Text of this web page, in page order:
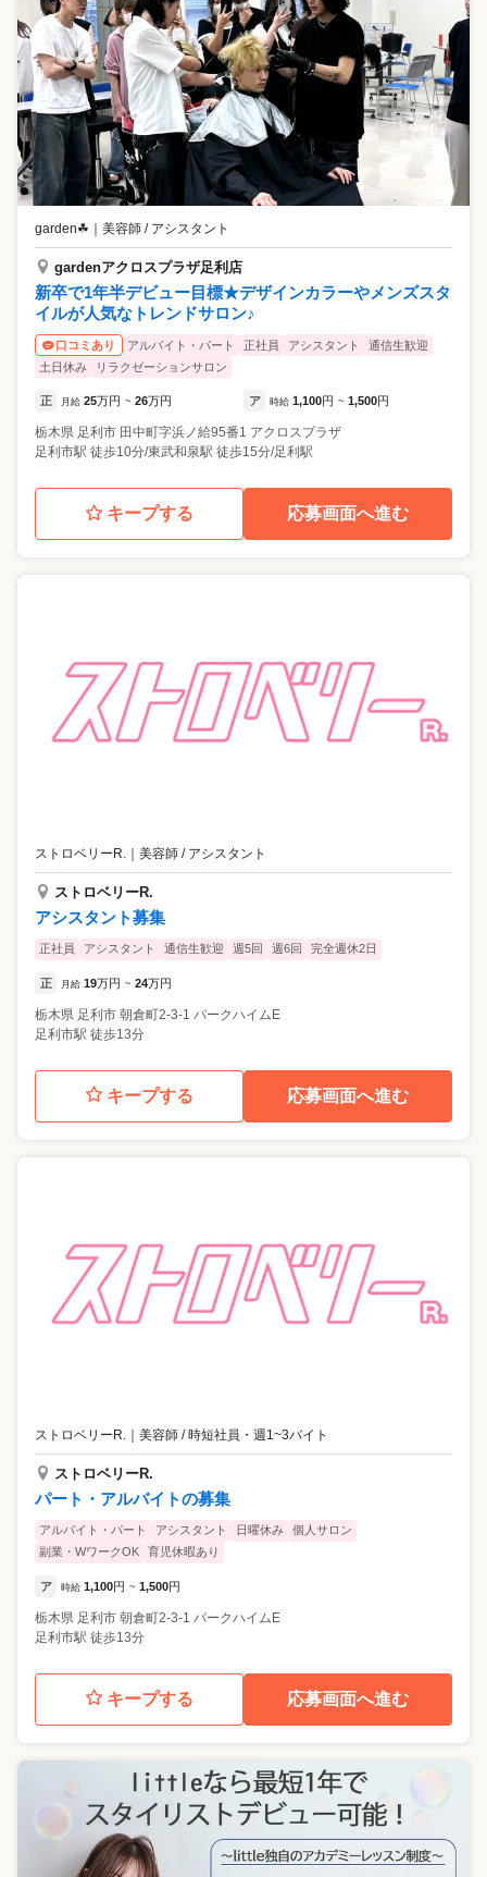
garden☘ 美容師 / アシスタント
gardenアクロスプラザ足利店
新卒で1年半デビュー目標★デザインカラーやメンズスタ
イルが人気なトレンドサロン♪
口コミあり アルバイト・パート 正社員 アシスタント
通信生歓迎
土日休み
リラクゼーションサロン
正 月給 25万円 ~ 26万円 ア 時給 1,100円 ~ 1,500円
栃木県 足利市 田中町字浜ノ給95番1 アクロスプラザ
足利市駅 徒歩10分/東武和泉駅 徒歩15分/足利駅
キープする 応募画面へ進む
ストロベリーR. ｜ 美容師 / アシスタント
ストロベリーR.
アシスタント募集
正社員 アシスタント 通信生歓迎 週5回 週6回 完全週休2日
正 月給 19万円 ~ 24万円
栃木県 足利市 朝倉町2-3-1 パークハイムE
足利市駅 徒歩13分
キープする 応募画面へ進む
ストロベリーR. ｜ 美容師 / 時短社員・週1~3バイト
ストロベリーR.
パート・アルバイトの募集
アルバイト・パート アシスタント 日曜休み
個人サロン
副業・WワークOK
育児休暇あり
ア 時給 1,100円 ~ 1,500円
栃木県 足利市 朝倉町2-3-1 パークハイムE
足利市駅 徒歩13分
キープする 応募画面へ進む